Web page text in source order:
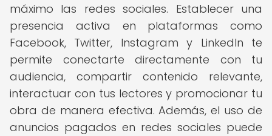
máximo las redes sociales. Establecer una
presencia activa en plataformas como
Facebook, Twitter, Instagram y LinkedIn te
permite conectarte directamente con tu
audiencia, compartir contenido relevante,
interactuar con tus lectores y promocionar tu
obra de manera efectiva. Además, el uso de
anuncios pagados en redes sociales puede